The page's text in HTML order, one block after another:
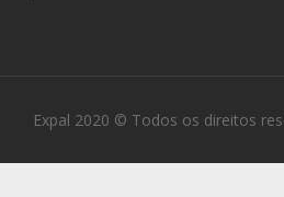
Expal 2020 © Todos os direitos